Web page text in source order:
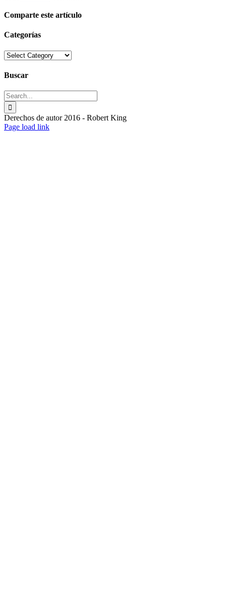
nombre”
Comparte este artículo
Facebook
X
Reddit
Tumblr
Pinterest
Vk
Email
Categorías
Categorías
Buscar
Search
for:
Derechos de autor 2016 - Robert King
Toggle
Page load link